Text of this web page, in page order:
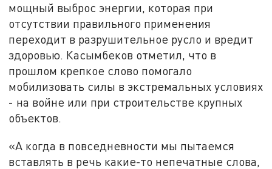
мощный выброс энергии, которая при
отсутствии правильного применения
переходит в разрушительное русло и вредит
здоровью. Касымбеков отметил, что в
прошлом крепкое слово помогало
мобилизовать силы в экстремальных условиях
- на войне или при строительстве крупных
объектов.
«А когда в повседневности мы пытаемся
вставлять в речь какие-то непечатные слова,